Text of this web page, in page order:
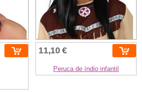
11,10 €
Peruca de índio infantil